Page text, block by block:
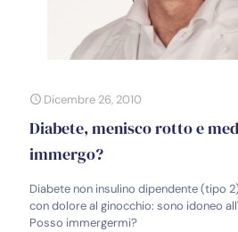
Dicembre 26, 2010
Diabete, menisco rotto e
immergo?
Diabete non insulino dipendente (tipo
con dolore al ginocchio: sono idoneo
Posso immergermi?